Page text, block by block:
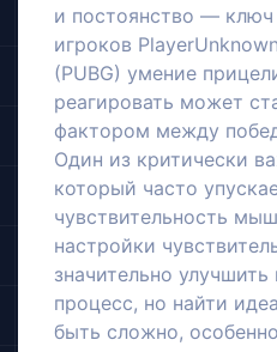
и постоянство — ключ
игроков
(PUBG) умение
реагировать может
фактором между
Один из критически
который часто
чувствительность
настройки
значительно
процесс, но найти
быть сложно,